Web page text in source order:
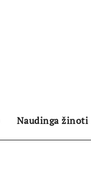
Naudinga žinoti